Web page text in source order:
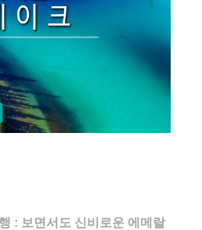
: 보면서도 신비로운 에메랄